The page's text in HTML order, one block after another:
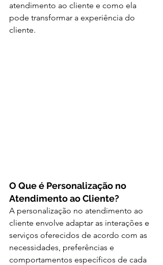
atendimento ao cliente e como ela
pode transformar a experiência do
cliente.
O Que é Personalização no
Atendimento ao Cliente?
A personalização no atendimento ao
cliente envolve adaptar as interações e
serviços oferecidos de acordo com as
necessidades, preferências e
comportamentos específicos de cada